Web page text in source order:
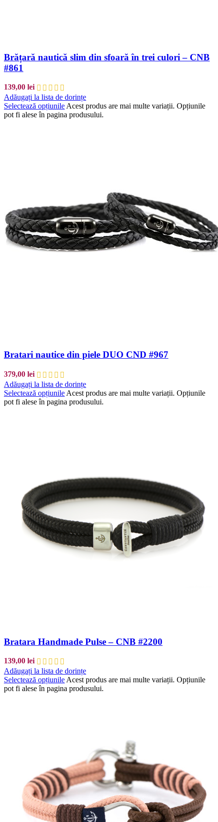
Brățară nautică slim din sfoară în trei culori – CNB
#861
139,00 lei
Adăugați la lista de dorințe
Selectează opțiunileAcest produs are mai multe variații. Opțiunile
pot fi alese în pagina produsului.
Bratari nautice din piele DUO CND #967
379,00 lei
Adăugați la lista de dorințe
Selectează opțiunile Acest produs are mai multe variații. Opțiunile
pot fi alese în pagina produsului.
Bratara Handmade Pulse – CNB #2200
139,00 lei
Adăugați la lista de dorințe
Selectează opțiunile Acest produs are mai multe variații. Opțiunile
pot fi alese în pagina produsului.